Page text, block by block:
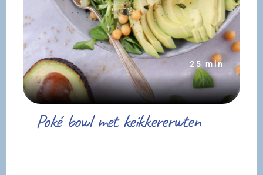
Poké bowl met keikkererwten
25 min